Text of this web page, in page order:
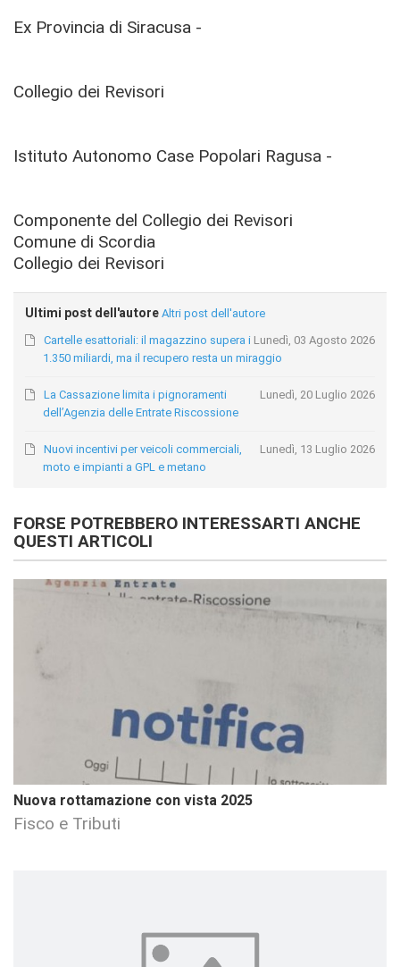
Ex Provincia di Siracusa -
Collegio dei Revisori
Istituto Autonomo Case Popolari Ragusa -
Componente del Collegio dei Revisori
Comune di Scordia
Collegio dei Revisori
Ultimi post dell'autore Altri post dell'autore
Lunedì, 03 Agosto 2026
Cartelle esattoriali: il magazzino supera i
1.350 miliardi, ma il recupero resta un miraggio
Lunedì, 20 Luglio 2026
La Cassazione limita i pignoramenti
dell’Agenzia delle Entrate Riscossione
Lunedì, 13 Luglio 2026
Nuovi incentivi per veicoli commerciali,
moto e impianti a GPL e metano
FORSE POTREBBERO INTERESSARTI ANCHE
QUESTI ARTICOLI
Nuova rottamazione con vista 2025
Fisco e Tributi